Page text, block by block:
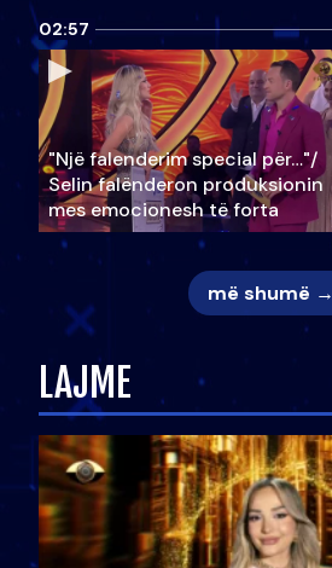
02:57
"Një falenderim special për…"/
Selin falënderon produksionin
mes emocionesh të forta
më shumë →
LAJME